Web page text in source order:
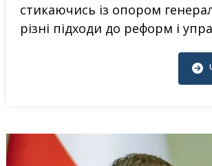
стикаючись із опором
різні підходи до реформ і